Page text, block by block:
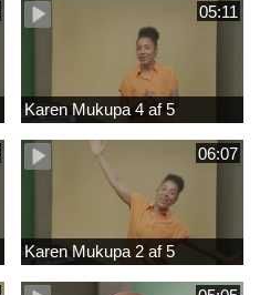
05:11
Karen Mukupa 4 af 5
06:07
Karen Mukupa 2 af 5